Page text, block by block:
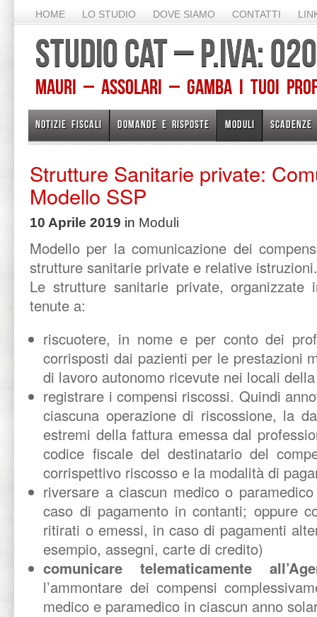
HOME LO STUDIO DOVE SIAMO CONTATTI
STUDIO CAT – P.IVA:
Mauri – Assolari – Gamba I TUOI
NOTIZIE FISCALI DOMANDE E RISPOSTE MODULI SCADENZE
Strutture Sanitarie private:
Modello SSP
10 Aprile 2019 in Moduli
Modello per la comunicazione dei
strutture sanitarie private e relative istruzioni.
Le strutture sanitarie private, organizzate
tenute a:
riscuotere, in nome e per conto dei
corrisposti dai pazienti per le prestazioni
di lavoro autonomo ricevute nei locali
registrare i compensi riscossi. Quindi
ciascuna operazione di riscossione, la
estremi della fattura emessa dal
codice fiscale del destinatario del
corrispettivo riscosso e la modalità di
riversare a ciascun medico o
caso di pagamento in contanti; oppure
ritirati o emessi, in caso di pagamenti
esempio, assegni, carte di credito)
comunicare telematicamente
l’ammontare dei compensi
medico e paramedico in ciascun anno